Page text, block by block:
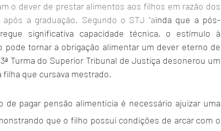
o dever de prestar alimentos aos filhos em razão dos
a graduação. Segundo o STJ "ainda que a pós-
significativa capacidade técnica, o estímulo à
tornar a obrigação alimentar um dever eterno de
Turma do Superior Tribunal de Justiça desonerou um
que cursava mestrado.
de pagar pensão alimentícia é necessário ajuizar uma
que o filho possui condições de arcar com o